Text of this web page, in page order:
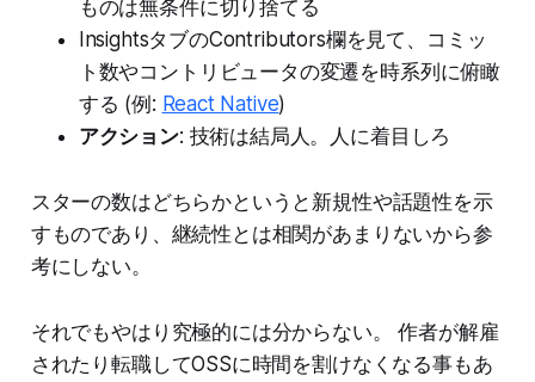
ものは無条件に切り捨てる
InsightsタブのContributors欄を見て、コミッ
ト数やコントリビュータの変遷を時系列に俯瞰
する (例: React Native)
アクション: 技術は結局人。人に着目しろ
スターの数はどちらかというと新規性や話題性を示
すものであり、継続性とは相関があまりないから参
考にしない。
それでもやはり究極的には分からない。 作者が解雇
されたり転職してOSSに時間を割けなくなる事もあ